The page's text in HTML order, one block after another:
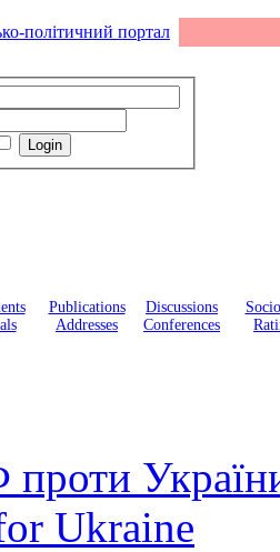
Publications
Addresses
Discussions
Conferences
проти
Ukraine